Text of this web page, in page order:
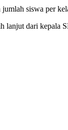
siswa per
dari kepala